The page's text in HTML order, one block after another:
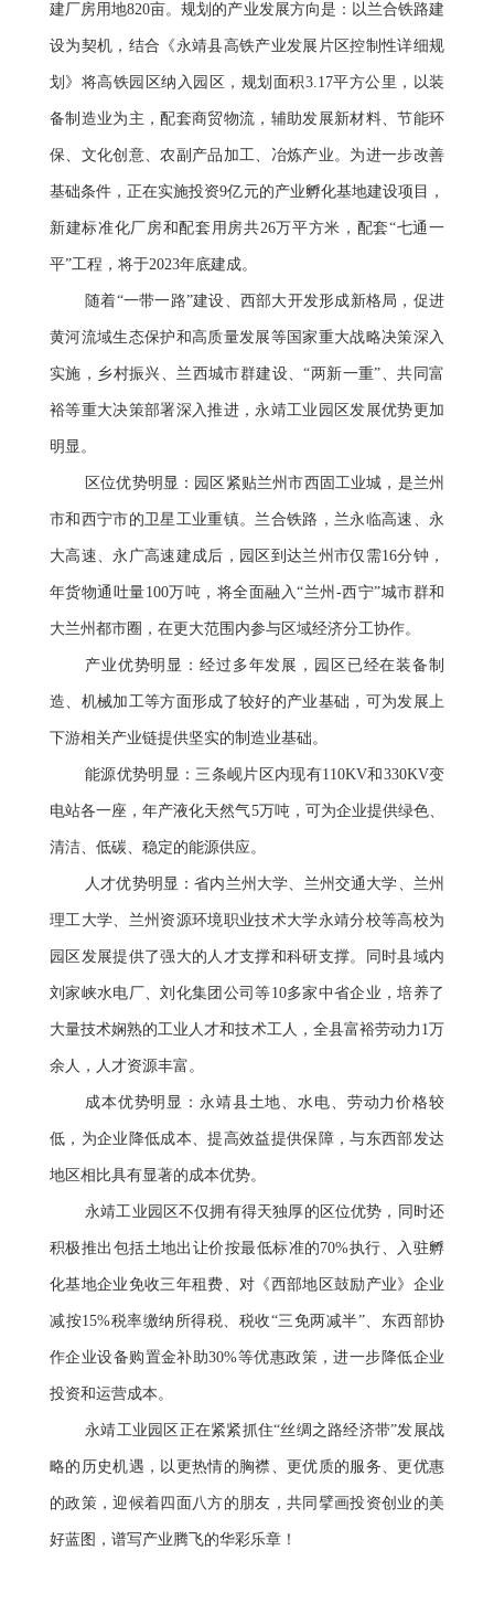
建厂房用地820亩。规划的产业发展方向是：以兰合铁路建
设为契机，结合《永靖县高铁产业发展片区控制性详细规
划》将高铁园区纳入园区，规划面积3.17平方公里，以装
备制造业为主，配套商贸物流，辅助发展新材料、节能环
保、文化创意、农副产品加工、冶炼产业。为进一步改善
基础条件，正在实施投资9亿元的产业孵化基地建设项目，
新建标准化厂房和配套用房共26万平方米，配套“七通一
平”工程，将于2023年底建成。
随着“一带一路”建设、西部大开发形成新格局，促进
黄河流域生态保护和高质量发展等国家重大战略决策深入
实施，乡村振兴、兰西城市群建设、“两新一重”、共同富
裕等重大决策部署深入推进，永靖工业园区发展优势更加
明显。
区位优势明显：园区紧贴兰州市西固工业城，是兰州
市和西宁市的卫星工业重镇。兰合铁路，兰永临高速、永
大高速、永广高速建成后，园区到达兰州市仅需16分钟，
年货物通吐量100万吨，将全面融入“兰州-西宁”城市群和
大兰州都市圈，在更大范围内参与区域经济分工协作。
产业优势明显：经过多年发展，园区已经在装备制
造、机械加工等方面形成了较好的产业基础，可为发展上
下游相关产业链提供坚实的制造业基础。
能源优势明显：三条岘片区内现有110KV和330KV变
电站各一座，年产液化天然气5万吨，可为企业提供绿色、
清洁、低碳、稳定的能源供应。
人才优势明显：省内兰州大学、兰州交通大学、兰州
理工大学、兰州资源环境职业技术大学永靖分校等高校为
园区发展提供了强大的人才支撑和科研支撑。同时县域内
刘家峡水电厂、刘化集团公司等10多家中省企业，培养了
大量技术娴熟的工业人才和技术工人，全县富裕劳动力1万
余人，人才资源丰富。
成本优势明显：永靖县土地、水电、劳动力价格较
低，为企业降低成本、提高效益提供保障，与东西部发达
地区相比具有显著的成本优势。
永靖工业园区不仅拥有得天独厚的区位优势，同时还
积极推出包括土地出让价按最低标准的70%执行、入驻孵
化基地企业免收三年租费、对《西部地区鼓励产业》企业
减按15%税率缴纳所得税、税收“三免两减半”、东西部协
作企业设备购置金补助30%等优惠政策，进一步降低企业
投资和运营成本。
永靖工业园区正在紧紧抓住“丝绸之路经济带”发展战
略的历史机遇，以更热情的胸襟、更优质的服务、更优惠
的政策，迎候着四面八方的朋友，共同擘画投资创业的美
好蓝图，谱写产业腾飞的华彩乐章！